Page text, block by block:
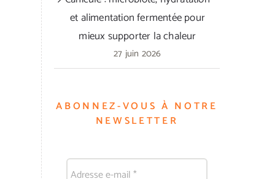
et alimentation fermentée pour
mieux supporter la chaleur
27 juin 2026
ABONNEZ-VOUS À NOTRE
NEWSLETTER